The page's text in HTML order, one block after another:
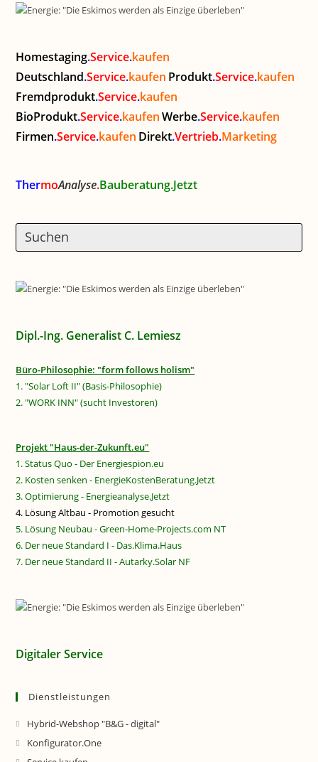
Homestaging.Service.kaufen
Deutschland.Service.kaufen Produkt.Service.kaufen
Fremdprodukt.Service.kaufen
BioProdukt.Service.kaufen Werbe.Service.kaufen
Firmen.Service.kaufen Direkt.Vertrieb.Marketing
ThermoAnalyse.Bauberatung.Jetzt
Dipl.-Ing. Generalist C. Lemiesz
Büro-Philosophie: "form follows holism"
1. "Solar Loft II" (Basis-Philosophie)
2. "WORK INN" (sucht Investoren)
Projekt "Haus-der-Zukunft.eu"
1. Status Quo - Der Energiespion.eu
2. Kosten senken - EnergieKostenBeratung.Jetzt
3. Optimierung - Energieanalyse.Jetzt
4. Lösung Altbau - Promotion gesucht
5. Lösung Neubau - Green-Home-Projects.com NT
6. Der neue Standard I - Das.Klima.Haus
7. Der neue Standard II - Autarky.Solar NF
Digitaler Service
Dienstleistungen
Hybrid-Webshop "B&G - digital"
Konfigurator.One